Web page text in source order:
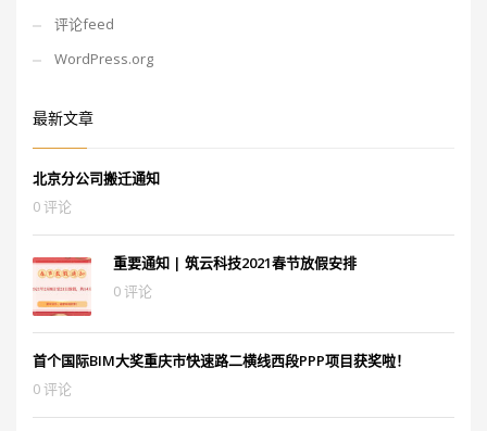
评论feed
WordPress.org
最新文章
北京分公司搬迁通知
0 评论
重要通知 | 筑云科技2021春节放假安排
0 评论
首个国际BIM大奖重庆市快速路二横线西段PPP项目获奖啦！
0 评论